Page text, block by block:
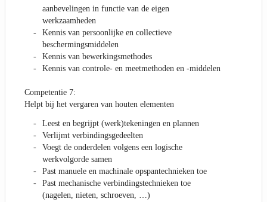
aanbevelingen in functie van de eigen
werkzaamheden
Kennis van persoonlijke en collectieve
beschermingsmiddelen
Kennis van bewerkingsmethodes
Kennis van controle- en meetmethoden en -middelen
Competentie 7:
Helpt bij het vergaren van houten elementen
Leest en begrijpt (werk)tekeningen en plannen
Verlijmt verbindingsgedeelten
Voegt de onderdelen volgens een logische
werkvolgorde samen
Past manuele en machinale opspantechnieken toe
Past mechanische verbindingstechnieken toe
(nagelen, nieten, schroeven, …)